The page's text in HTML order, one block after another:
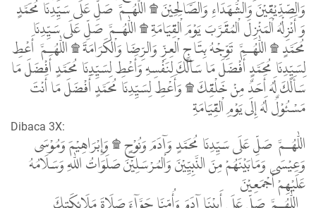
وَالصِّدِّيْقِيْنَ وَالشُّهَدَاءِ وَالصَّالِحِيْنَ ۩ اللّٰهُـمَّ صَلِّ عَلَى سَيِّدِنَا مُحَمَّدٍ
وَ أَنْزِلْهُ اْلمَنْزِلَ اْلمُقَرَّبَ يَوْمَ اْلقِيَامَةِ ۩ اللّٰهُـمَّ صَلِّ عَلَى سَيِّدِنَا
مُحَمَّدٍ ۩ اللّٰهُـمَّ تَوِّجْهُ بِتَاجِ اْلعِزِّ وَالرِّضَا وَاْلكَرَامَةَ ۩ اللّٰهُـمَّ أَعْطِ
لِسَيِّدِنَا مُحَمَّدٍ أَفْضَلَ مَا سَألَكَ لِنَفْسِهِ وَأَعْطِ لِسَيِّدِنَا مُحَمَّدٍ أَفْضَلَ مَا
سَأَلَكَ لَهُ أَحَدٌ مِنْ خَلْقِكَ ۩ وَأَعْطِ لِسَيِّدِنَا مُحَمَّدٍ أَفْضَلَ مَا أَنْتَ
مَسْئُوْلٌ لَهُ إِلَى يَوْمِ اْلقِيَامَةِ
Dibaca 3X:
اللّٰهُـمَّ صَلِّ عَلَى سَيِّدِنَا مُحَمَّدٍ وَآدَمَ وَنُوْحٍ ۩ وَإِبْرَاهِيْمَ وَمُوْسَى
وَعِيْسَى وَمَابَيْنَهُمْ مِنَ النَّبِيِّيْنَ وَاْلمُرْسَلِيْنَ صَلَوَاتُ اللّٰهِ وَسَلَامُهُ
عَلَيْهِمْ أَجْمَعِيْنَ